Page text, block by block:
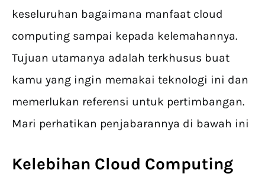
keseluruhan bagaimana manfaat cloud
computing sampai kepada kelemahannya.
Tujuan utamanya adalah terkhusus buat
kamu yang ingin memakai teknologi ini dan
memerlukan referensi untuk pertimbangan.
Mari perhatikan penjabarannya di bawah ini
Kelebihan Cloud Computing